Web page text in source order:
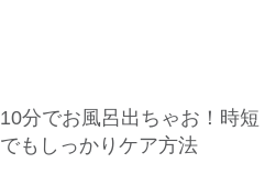
10分でお風呂出ちゃお！時短
でもしっかりケア方法